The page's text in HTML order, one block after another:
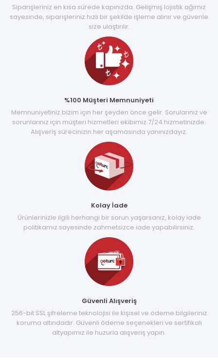
Siparişleriniz en kısa sürede kapınızda. Gelişmiş lojistik ağımız
sayesinde, siparişleriniz hızlı bir şekilde işleme alınır ve güvenle
size ulaştırılır.
%100 Müşteri Memnuniyeti
Memnuniyetiniz bizim için her şeyden önce gelir. Sorularınız ve
sorunlarınız için müşteri hizmetleri ekibimiz 7/24 hizmetinizde.
Alışveriş sürecinizin her aşamasında yanınızdayız.
Kolay İade
Ürünlerinizle ilgili herhangi bir sorun yaşarsanız, kolay iade
politikamız sayesinde zahmetsizce iade yapabilirsiniz.
Güvenli Alışveriş
256-bit SSL şifreleme teknolojisi ile kişisel ve ödeme bilgileriniz
koruma altındadır. Güvenli ödeme seçenekleri ve sertifikalı
altyapımız ile huzurla alışveriş yapın.